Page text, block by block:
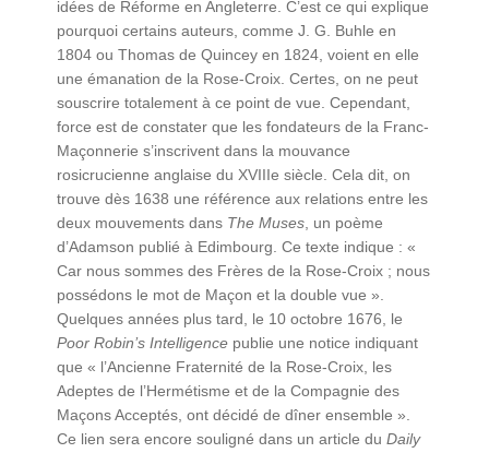
idées de Réforme en Angleterre. C’est ce qui explique
pourquoi certains auteurs, comme J. G. Buhle en
1804 ou Thomas de Quincey en 1824, voient en elle
une émanation de la Rose-Croix. Certes, on ne peut
souscrire totalement à ce point de vue. Cependant,
force est de constater que les fondateurs de la Franc-
Maçonnerie s’inscrivent dans la mouvance
rosicrucienne anglaise du XVIIIe siècle. Cela dit, on
trouve dès 1638 une référence aux relations entre les
deux mouvements dans The Muses, un poème
d’Adamson publié à Edimbourg. Ce texte indique : «
Car nous sommes des Frères de la Rose-Croix ; nous
possédons le mot de Maçon et la double vue ».
Quelques années plus tard, le 10 octobre 1676, le
Poor Robin’s Intelligence publie une notice indiquant
que « l’Ancienne Fraternité de la Rose-Croix, les
Adeptes de l’Hermétisme et de la Compagnie des
Maçons Acceptés, ont décidé de dîner ensemble ».
Ce lien sera encore souligné dans un article duDaily